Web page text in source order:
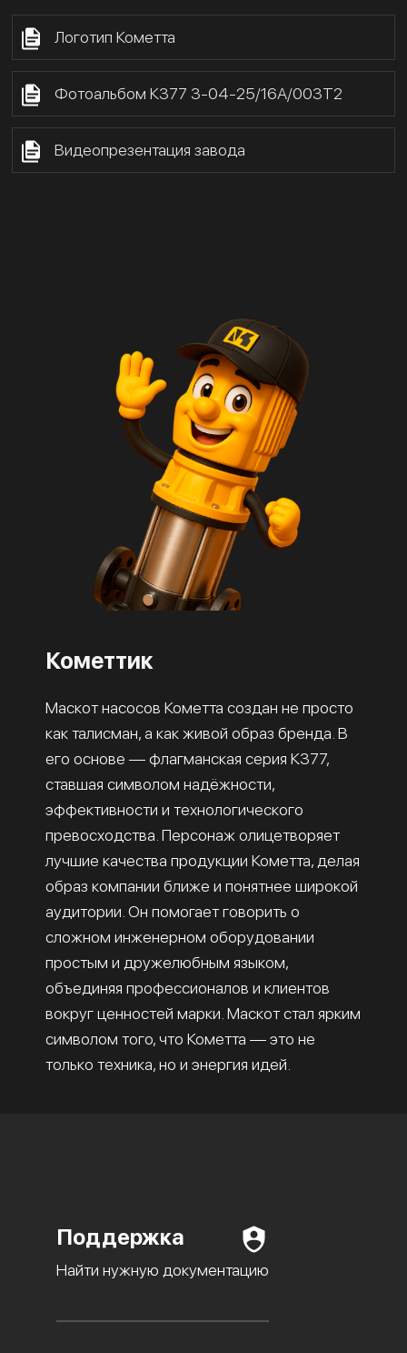
Логотип Кометта
Фотоальбом К377 3-04-25/16А/003Т2
Видеопрезентация завода
Кометтик
Маскот насосов Кометта создан не просто
как талисман, а как живой образ бренда. В
его основе — флагманская серия К377,
ставшая символом надёжности,
эффективности и технологического
превосходства. Персонаж олицетворяет
лучшие качества продукции Кометта, делая
образ компании ближе и понятнее широкой
аудитории. Он помогает говорить о
сложном инженерном оборудовании
простым и дружелюбным языком,
объединяя профессионалов и клиентов
вокруг ценностей марки. Маскот стал ярким
символом того, что Кометта — это не
только техника, но и энергия идей.
Поддержка
Найти нужную документацию